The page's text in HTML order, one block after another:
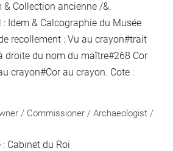
& Collection ancienne /&.
Idem & Calcographie du Musée
recollement :Vu au crayon#trait
droite du nom du maître#268 Cor
crayon#Cor au crayon. Cote :
/ Commissioner / Archaeologist /
Cabinet du Roi